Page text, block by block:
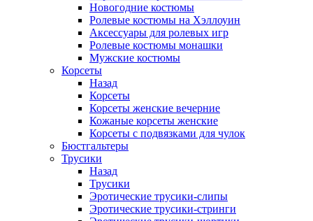
Новогодние костюмы
Ролевые костюмы на Хэллоуин
Аксессуары для ролевых игр
Ролевые костюмы монашки
Мужские костюмы
Корсеты
Назад
Корсеты
Корсеты женские вечерние
Кожаные корсеты женские
Корсеты с подвязками для чулок
Бюстгальтеры
Трусики
Назад
Трусики
Эротические трусики-слипы
Эротические трусики-стринги